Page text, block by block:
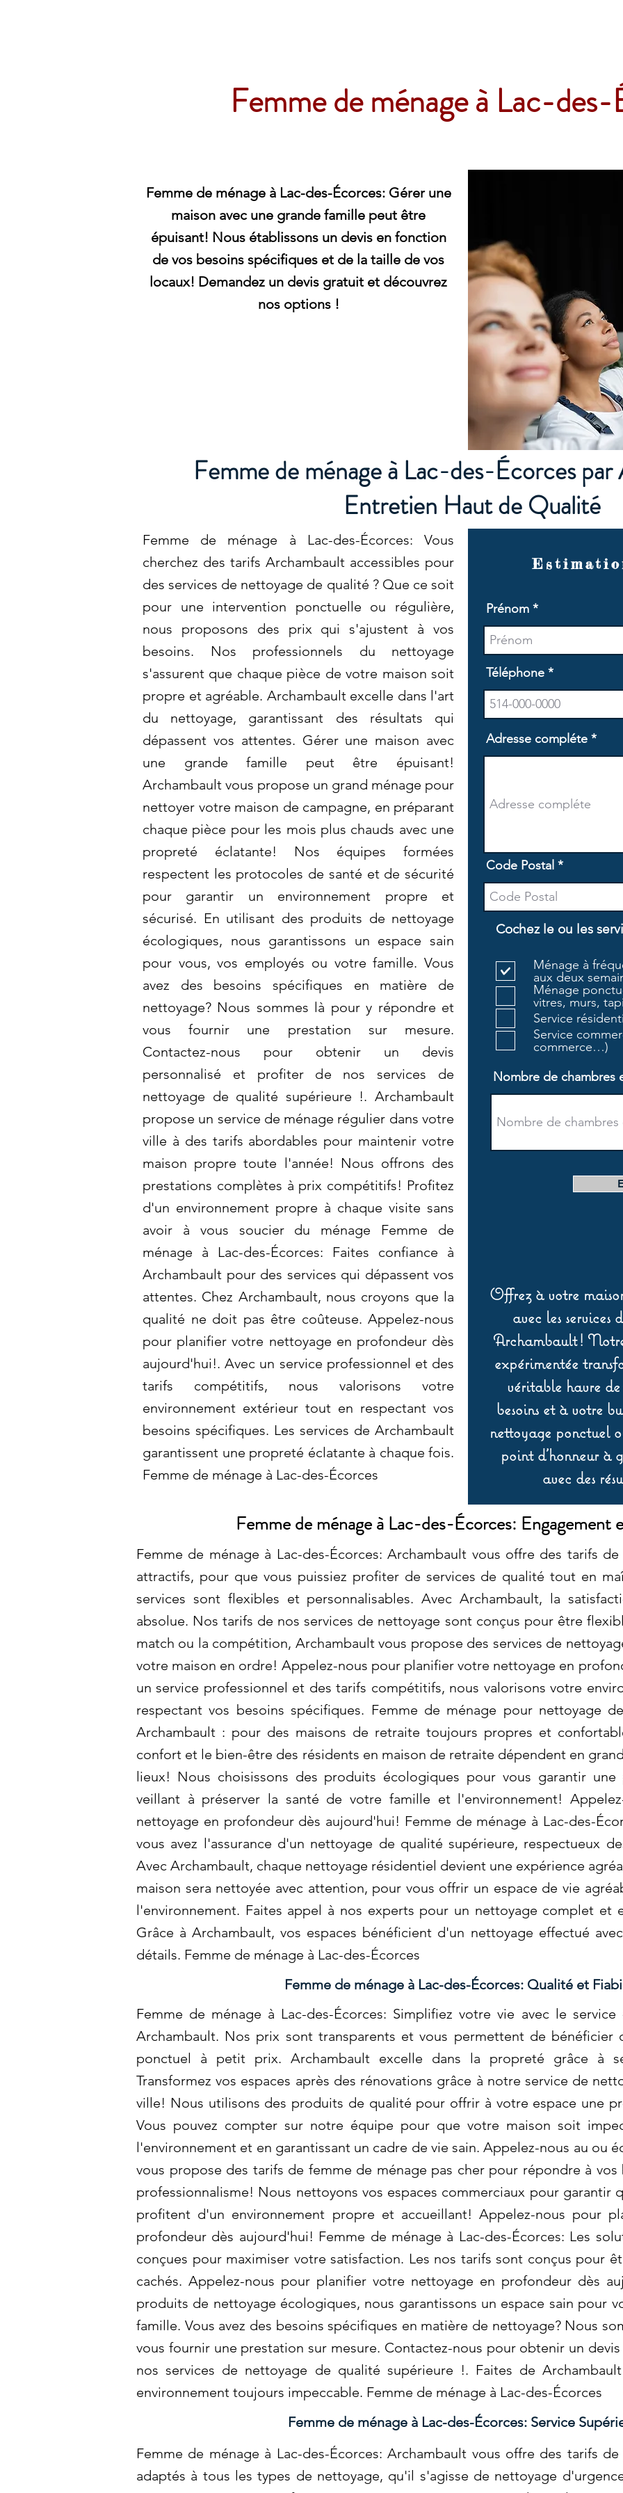
Femme de ménage à Lac-
Femme de ménage à Lac-des-Écorces: Gérer une
maison avec une grande famille peut être
épuisant! Nous établissons un devis en fonction
de vos besoins spécifiques et de la taille de vos
locaux! Demandez un devis gratuit et découvrez
nos options !
Femme de ménage à Lac-des-Écorces
Entretien Haut de Qualité
Femme de ménage à Lac-des-Écorces: Vous
cherchez des tarifs Archambault accessibles pour
des services de nettoyage de qualité ? Que ce soit
pour une intervention ponctuelle ou régulière,
nous proposons des prix qui s'ajustent à vos
besoins. Nos professionnels du nettoyage
s'assurent que chaque pièce de votre maison soit
propre et agréable. Archambault excelle dans l'art
du nettoyage, garantissant des résultats qui
dépassent vos attentes. Gérer une maison avec
une grande famille peut être épuisant!
Archambault vous propose un grand ménage pour
nettoyer votre maison de campagne, en préparant
chaque pièce pour les mois plus chauds avec une
propreté éclatante! Nos équipes formées
respectent les protocoles de santé et de sécurité
pour garantir un environnement propre et
sécurisé. En utilisant des produits de nettoyage
écologiques, nous garantissons un espace sain
pour vous, vos employés ou votre famille. Vous
avez des besoins spécifiques en matière de
nettoyage? Nous sommes là pour y répondre et
vous fournir une prestation sur mesure.
Contactez-nous pour obtenir un devis
personnalisé et profiter de nos services de
nettoyage de qualité supérieure !. Archambault
propose un service de ménage régulier dans votre
ville à des tarifs abordables pour maintenir votre
maison propre toute l'année! Nous offrons des
prestations complètes à prix compétitifs! Profitez
d'un environnement propre à chaque visite sans
avoir à vous soucier du ménage Femme de
ménage à Lac-des-Écorces: Faites confiance à
Archambault pour des services qui dépassent vos
attentes. Chez Archambault, nous croyons que la
qualité ne doit pas être coûteuse. Appelez-nous
pour planifier votre nettoyage en profondeur dès
aujourd'hui!. Avec un service professionnel et des
tarifs compétitifs, nous valorisons votre
environnement extérieur tout en respectant vos
besoins spécifiques. Les services de Archambault
garantissent une propreté éclatante à chaque fois.
Femme de ménage à Lac-des-Écorces
Prénom
Téléphone
Adresse compléte
Code Postal
Cochez le ou les
Ménage à
aux deux
Ménage
vitres, murs,
Service
Service
commerce…)
Nombre de chambres
Offrez à votre
avec les services
Archambault !
expérimentée
véritable havre
besoins et à votre
nettoyage ponctuel
point d’honneur à
avec des
Femme de ménage à Lac-des-Écorces: Engagement
Femme de ménage à Lac-des-Écorces: Archambault vous offre des tarifs
attractifs, pour que vous puissiez profiter de services de qualité tout en
services sont flexibles et personnalisables. Avec Archambault, la
absolue. Nos tarifs de nos services de nettoyage sont conçus pour être
match ou la compétition, Archambault vous propose des services de
votre maison en ordre! Appelez-nous pour planifier votre nettoyage en
un service professionnel et des tarifs compétitifs, nous valorisons votre
respectant vos besoins spécifiques. Femme de ménage pour nettoyage
Archambault : pour des maisons de retraite toujours propres et
confort et le bien-être des résidents en maison de retraite dépendent en
lieux! Nous choisissons des produits écologiques pour vous garantir
veillant à préserver la santé de votre famille et l'environnement!
nettoyage en profondeur dès aujourd'hui! Femme de ménage à Lac-des-
vous avez l'assurance d'un nettoyage de qualité supérieure, respectueux
Avec Archambault, chaque nettoyage résidentiel devient une expérience
maison sera nettoyée avec attention, pour vous offrir un espace de vie
l'environnement. Faites appel à nos experts pour un nettoyage complet et
Grâce à Archambault, vos espaces bénéficient d'un nettoyage effectué
détails. Femme de ménage à Lac-des-Écorces
Femme de ménage à Lac-des-Écorces: Qualité et
Femme de ménage à Lac-des-Écorces: Simplifiez votre vie avec le
Archambault. Nos prix sont transparents et vous permettent de bénéficier
ponctuel à petit prix. Archambault excelle dans la propreté grâce à
Transformez vos espaces après des rénovations grâce à notre service de
ville! Nous utilisons des produits de qualité pour offrir à votre espace une
Vous pouvez compter sur notre équipe pour que votre maison soit
l'environnement et en garantissant un cadre de vie sain. Appelez-nous au ou
vous propose des tarifs de femme de ménage pas cher pour répondre à
professionnalisme! Nous nettoyons vos espaces commerciaux pour garantir
profitent d'un environnement propre et accueillant! Appelez-nous pour
profondeur dès aujourd'hui! Femme de ménage à Lac-des-Écorces: Les
conçues pour maximiser votre satisfaction. Les nos tarifs sont conçus pour
cachés. Appelez-nous pour planifier votre nettoyage en profondeur dès
produits de nettoyage écologiques, nous garantissons un espace sain pour
famille. Vous avez des besoins spécifiques en matière de nettoyage? Nous
vous fournir une prestation sur mesure. Contactez-nous pour obtenir un
nos services de nettoyage de qualité supérieure !. Faites de
environnement toujours impeccable. Femme de ménage à Lac-des-Écorces
Femme de ménage à Lac-des-Écorces: Service
Femme de ménage à Lac-des-Écorces: Archambault vous offre des tarifs
adaptés à tous les types de nettoyage, qu'il s'agisse de nettoyage